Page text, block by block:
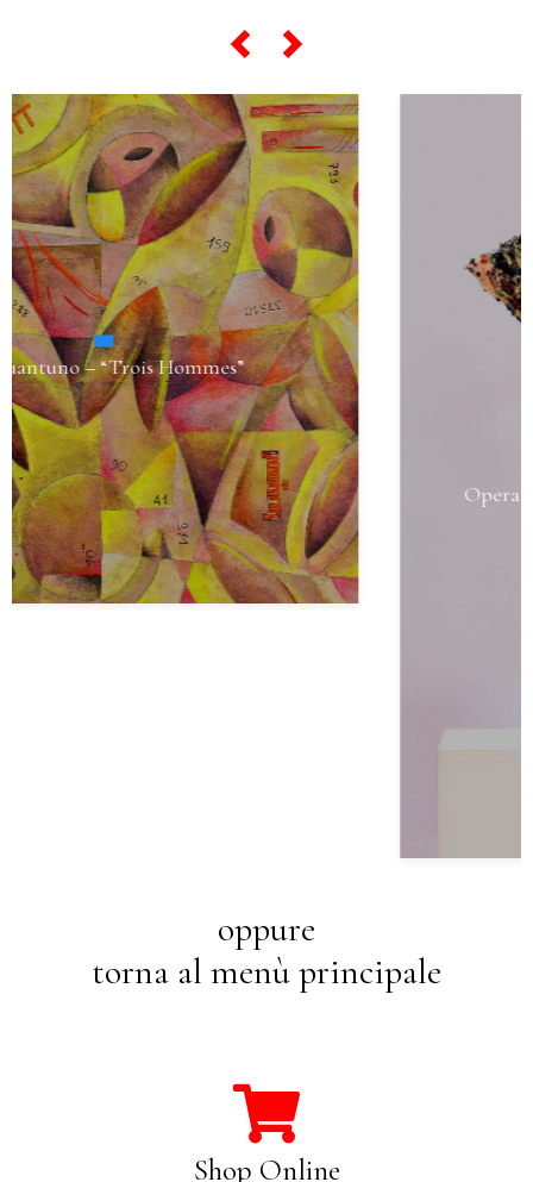
scorri lo slider qui sotto ...
Opera 97 – “Il Cuore della Terra” G Version
oppure
torna al menù principale
Shop Online